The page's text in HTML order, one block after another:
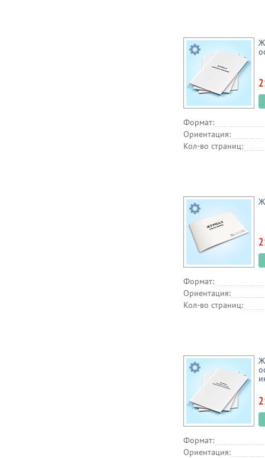
Формат:
Ориентация:
Кол-во страниц:
Формат:
Ориентация:
Кол-во страниц:
Формат:
Ориентация: